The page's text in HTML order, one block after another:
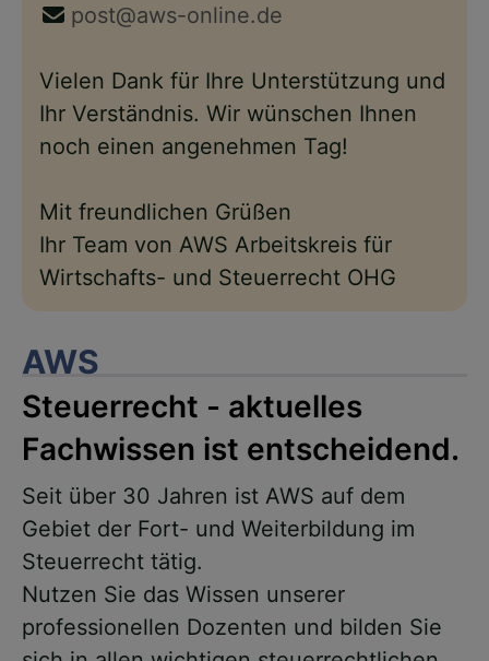
post@aws-online.de
Vielen Dank für Ihre Unterstützung und
Ihr Verständnis. Wir wünschen Ihnen
noch einen angenehmen Tag!
Mit freundlichen Grüßen
Ihr Team von AWS Arbeitskreis für
Wirtschafts- und Steuerrecht OHG
AWS
Steuerrecht - aktuelles
Fachwissen ist entscheidend.
Seit über 30 Jahren ist AWS auf dem
Gebiet der Fort- und Weiterbildung im
Steuerrecht tätig.
Nutzen Sie das Wissen unserer
professionellen Dozenten und bilden Sie